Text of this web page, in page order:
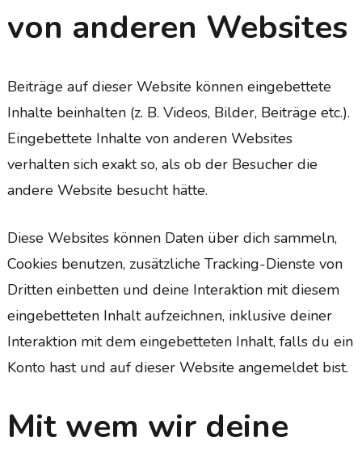
von anderen Websites
Beiträge auf dieser Website können eingebettete
Inhalte beinhalten (z. B. Videos, Bilder, Beiträge etc.).
Eingebettete Inhalte von anderen Websites
verhalten sich exakt so, als ob der Besucher die
andere Website besucht hätte.
Diese Websites können Daten über dich sammeln,
Cookies benutzen, zusätzliche Tracking-Dienste von
Dritten einbetten und deine Interaktion mit diesem
eingebetteten Inhalt aufzeichnen, inklusive deiner
Interaktion mit dem eingebetteten Inhalt, falls du ein
Konto hast und auf dieser Website angemeldet bist.
Mit wem wir deine